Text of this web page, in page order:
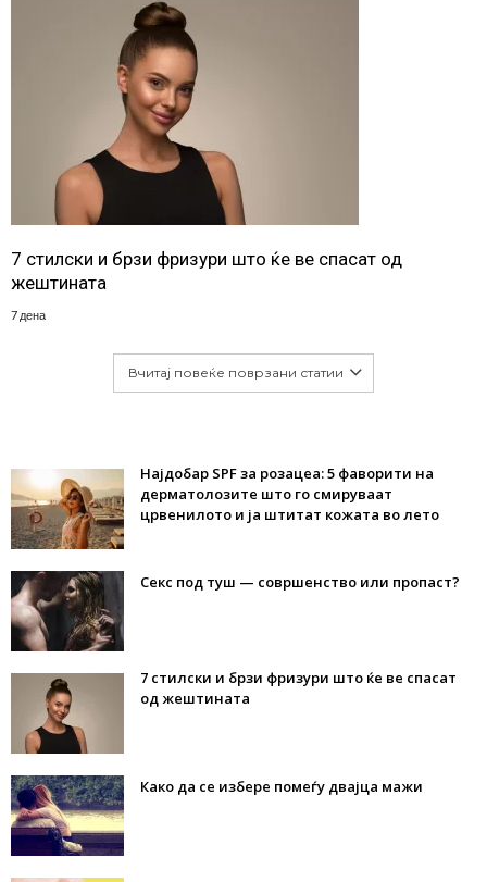
7 стилски и брзи фризури што ќе ве спасат од
жештината
7 дена
Вчитај повеќе поврзани статии
Најдобар SPF за розацеа: 5 фаворити на
дерматолозите што го смируваат
црвенилото и ја штитат кожата во лето
Секс под туш — совршенство или пропаст?
7 стилски и брзи фризури што ќе ве спасат
од жештината
Како да се избере помеѓу двајца мажи